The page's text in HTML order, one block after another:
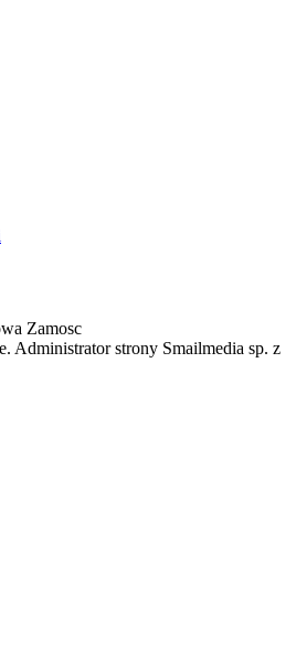
Zamosc
Administrator strony Smailmedia sp. z